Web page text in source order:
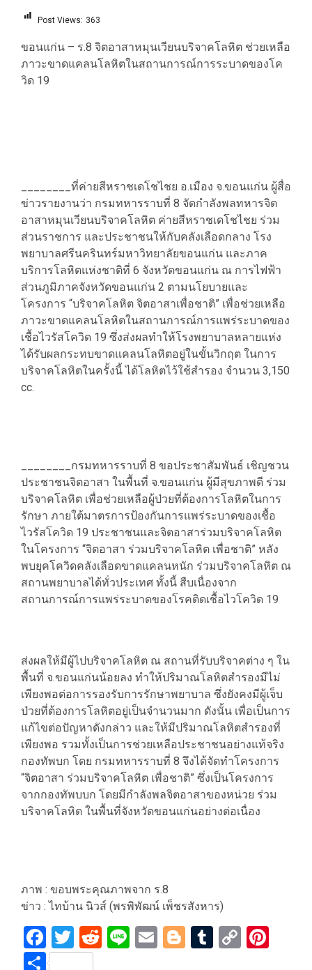
Post Views: 363
ขอนแก่น – ร.8 จิตอาสาหมุนเวียนบริจาคโลหิต ช่วยเหลือ
ภาวะขาดแคลนโลหิตในสถานการณ์การระบาดของโค
วิด 19
________ที่ค่ายสีหราชเดโชไชย อ.เมือง จ.ขอนแก่น ผู้สื่อ
ข่าวรายงานว่า กรมทหารราบที่ 8 จัดกำลังพลทหารจิต
อาสาหมุนเวียนบริจาคโลหิต ค่ายสีหราชเดโชไชย ร่วม
ส่วนราชการ และประชาชนให้กับคลังเลือดกลาง โรง
พยาบาลศรีนครินทร์มหาวิทยาลัยขอนแก่น และภาค
บริการโลหิตแห่งชาติที่ 6 จังหวัดขอนแก่น ณ การไฟฟ้า
ส่วนภูมิภาคจังหวัดขอนแก่น 2 ตามนโยบายและ
โครงการ “บริจาคโลหิต จิตอาสาเพื่อชาติ” เพื่อช่วยเหลือ
ภาวะขาดแคลนโลหิตในสถานการณ์การแพร่ระบาดของ
เชื้อไวรัสโควิด 19 ซึ่งส่งผลทำให้โรงพยาบาลหลายแห่ง
ได้รับผลกระทบขาดแคลนโลหิตอยู่ในขั้นวิกฤต ในการ
บริจาคโลหิตในครั้งนี้ ได้โลหิตไว้ใช้สำรอง จำนวน 3,150
cc.
________กรมทหารราบที่ 8 ขอประชาสัมพันธ์ เชิญชวน
ประชาชนจิตอาสา ในพื้นที่ จ.ขอนแก่น ผู้มีสุขภาพดี ร่วม
บริจาคโลหิต เพื่อช่วยเหลือผู้ป่วยที่ต้องการโลหิตในการ
รักษา ภายใต้มาตรการป้องกันการแพร่ระบาดของเชื้อ
ไวรัสโควิด 19 ประชาชนและจิตอาสาร่วมบริจาคโลหิต
ในโครงการ “จิตอาสา ร่วมบริจาคโลหิต เพื่อชาติ” หลัง
พบยุคโควิดคลังเลือดขาดแคลนหนัก ร่วมบริจาคโลหิต ณ
สถานพยาบาลได้ทั่วประเทศ ทั้งนี้ สืบเนื่องจาก
สถานการณ์การแพร่ระบาดของโรคติดเชื้อไวโควิด 19
ส่งผลให้มีผู้ไปบริจาคโลหิต ณ สถานที่รับบริจาคต่าง ๆ ใน
พื้นที่ จ.ขอนแก่นน้อยลง ทำให้ปริมาณโลหิตสำรองมีไม่
เพียงพอต่อการรองรับการรักษาพยาบาล ซึ่งยังคงมีผู้เจ็บ
ป่วยที่ต้องการโลหิตอยู่เป็นจำนวนมาก ดังนั้น เพื่อเป็นการ
แก้ไขต่อปัญหาดังกล่าว และให้มีปริมาณโลหิตสำรองที่
เพียงพอ รวมทั้งเป็นการช่วยเหลือประชาชนอย่างแท้จริง
กองทัพบก โดย กรมทหารราบที่ 8 จึงได้จัดทำโครงการ
“จิตอาสา ร่วมบริจาคโลหิต เพื่อชาติ” ซึ่งเป็นโครงการ
จากกองทัพบบก โดยมีกำลังพลจิตอาสาของหน่วย ร่วม
บริจาคโลหิต ในพื้นที่จังหวัดขอนแก่นอย่างต่อเนื่อง
ภาพ : ขอบพระคุณภาพจาก ร.8
ข่าว : ไทบ้าน นิวส์ (พรพิพัฒน์ เพ็ชรสังหาร)
Facebook
Twitter
Reddit
LineEmailBlogger
Tumblr
Copy
Share